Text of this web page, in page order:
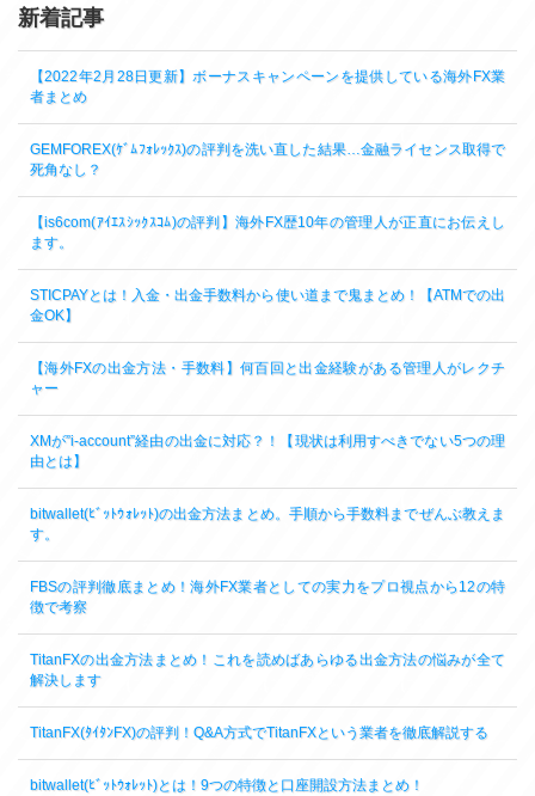
新着記事
【2022年2月28日更新】ボーナスキャンペーンを提供している海外FX業
者まとめ
GEMFOREX(ｹﾞﾑﾌｫﾚｯｸｽ)の評判を洗い直した結果…金融ライセンス取得で
死角なし？
【is6com(ｱｲｴｽｼｯｸｽｺﾑ)の評判】海外FX歴10年の管理人が正直にお伝えし
ます。
STICPAYとは！入金・出金手数料から使い道まで鬼まとめ！【ATMでの出
金OK】
【海外FXの出金方法・手数料】何百回と出金経験がある管理人がレクチ
ャー
XMが”i-account”経由の出金に対応？！【現状は利用すべきでない5つの理
由とは】
bitwallet(ﾋﾞｯﾄｳｫﾚｯﾄ)の出金方法まとめ。手順から手数料までぜんぶ教えま
す。
FBSの評判徹底まとめ！海外FX業者としての実力をプロ視点から12の特
徴で考察
TitanFXの出金方法まとめ！これを読めばあらゆる出金方法の悩みが全て
解決します
TitanFX(ﾀｲﾀﾝFX)の評判！Q&A方式でTitanFXという業者を徹底解説する
bitwallet(ﾋﾞｯﾄｳｫﾚｯﾄ)とは！9つの特徴と口座開設方法まとめ！